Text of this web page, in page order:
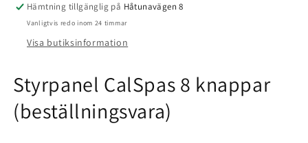
Hämtning tillgänglig på Håtunavägen 8
Vanligtvis redo inom 24 timmar
Visa butiksinformation
Styrpanel CalSpas 8 knappar
(beställningsvara)